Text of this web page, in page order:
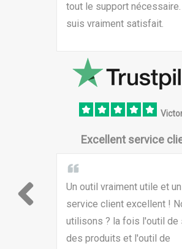
tout le support
suis vraiment satisfait.
Excellent service
Un outil vraiment utile et un
service client excellent !
utilisons ? la fois l'outil de
des produits et l'outil de